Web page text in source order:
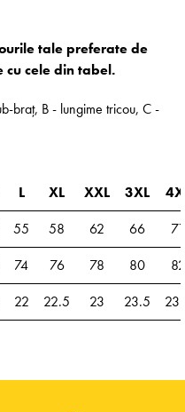
tale preferate de
cu cele din tabel.
braț, B - lungime tricou, C -
L XL XXL 3XL
55 58 62 66
71
74 76 78 80
82
22 22.5 23 23.5